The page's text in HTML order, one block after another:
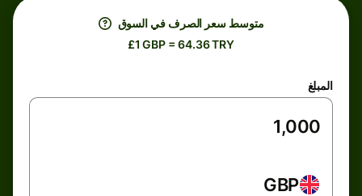
متوسط ​​سعر الصرف في السوق
£1 GBP = 64.36 TRY
المبلغ
GBP